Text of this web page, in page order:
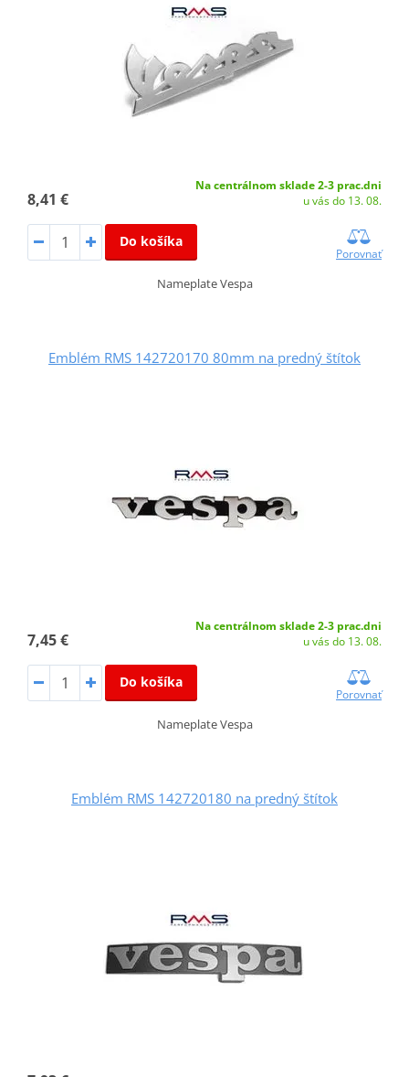
8,41 €
Na centrálnom sklade 2-3 prac.dni
u vás do 13. 08.
Do košíka
Porovnať
Nameplate Vespa
Emblém RMS 142720170 80mm na predný štítok
7,45 €
Na centrálnom sklade 2-3 prac.dni
u vás do 13. 08.
Do košíka
Porovnať
Nameplate Vespa
Emblém RMS 142720180 na predný štítok